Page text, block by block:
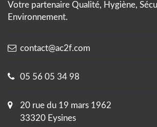
Votre partenaire Qualité, Hygiène,
Environnement.
contact@ac2f.com
05 56 05 34 98
20 rue du 19 mars 1962
33320 Eysines